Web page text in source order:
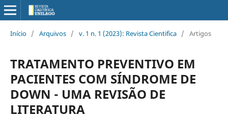
Início / Arquivos / v. 1 n. 1 (2023): Revista Cientifica / Artigos
TRATAMENTO PREVENTIVO EM
PACIENTES COM SÍNDROME DE
DOWN - UMA REVISÃO DE
LITERATURA